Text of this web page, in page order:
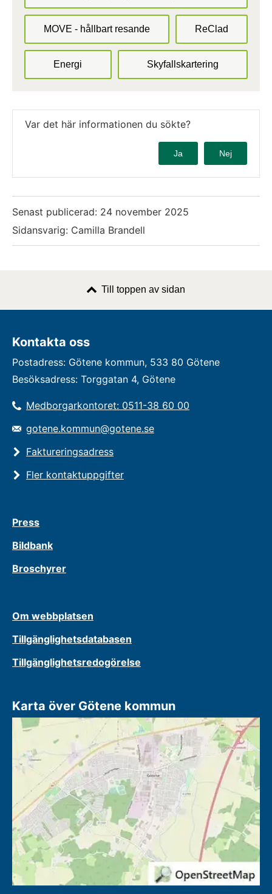
MOVE - hållbart resande ReClad
Energi Skyfallskartering
Var det här informationen du sökte?
Ja Nej
Senast publicerad: 24 november 2025
Sidansvarig: Camilla Brandell
Till toppen av sidan
Kontakta oss
Postadress: Götene kommun, 533 80 Götene
Besöksadress: Torggatan 4, Götene
Medborgarkontoret: 0511-38 60 00
gotene.kommun@gotene.se
Faktureringsadress
Fler kontaktuppgifter
Press
Bildbank
Broschyrer
Om webbplatsen
Tillgänglighetsdatabasen
Tillgänglighetsredogörelse
Karta över Götene kommun